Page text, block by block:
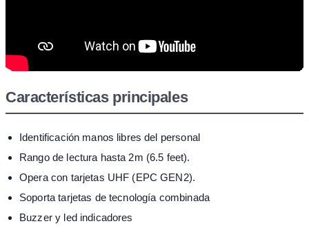
Características principales
Identificación manos libres del personal
Rango de lectura hasta 2m (6.5 feet).
Opera con tarjetas UHF (EPC GEN2).
Soporta tarjetas de tecnología combinada
Buzzer y led indicadores